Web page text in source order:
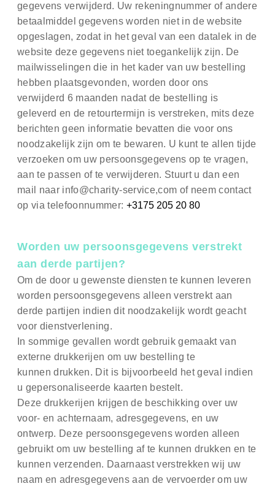
gegevens verwijderd. Uw rekeningnummer of andere
betaalmiddel gegevens worden niet in de website
opgeslagen, zodat in het geval van een datalek in de
website deze gegevens niet toegankelijk zijn. De
mailwisselingen die in het kader van uw bestelling
hebben plaatsgevonden, worden door ons
verwijderd 6 maanden nadat de bestelling is
geleverd en de retourtermijn is verstreken, mits deze
berichten geen informatie bevatten die voor ons
noodzakelijk zijn om te bewaren. U kunt te allen tijde
verzoeken om uw persoonsgegevens op te vragen,
aan te passen of te verwijderen. Stuurt u dan een
mail naar info@charity-service,com of neem contact
op via telefoonnummer: +3175 205 20 80
Worden uw persoonsgegevens verstrekt
aan derde partijen?
Om de door u gewenste diensten te kunnen leveren
worden persoonsgegevens alleen verstrekt aan
derde partijen indien dit noodzakelijk wordt geacht
voor dienstverlening.
In sommige gevallen wordt gebruik gemaakt van
externe drukkerijen om uw bestelling te
kunnen drukken. Dit is bijvoorbeeld het geval indien
u gepersonaliseerde kaarten bestelt.
Deze drukkerijen krijgen de beschikking over uw
voor- en achternaam, adresgegevens, en uw
ontwerp. Deze persoonsgegevens worden alleen
gebruikt om uw bestelling af te kunnen drukken en te
kunnen verzenden. Daarnaast verstrekken wij uw
naam en adresgegevens aan de vervoerder om uw